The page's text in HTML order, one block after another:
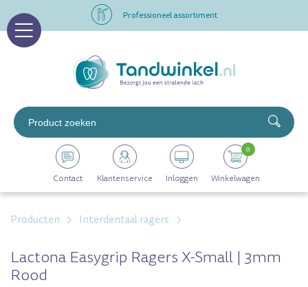
Professioneel assortiment
Op werkdagen voor 16.00 uur besteld, morgen in huis
Professioneel assortiment
Altijd op voorraad
Contact Klantenservice Inloggen Winkelwagen
0
Producten Interdentaal ragers
Lactona Easygrip Ragers X-Small | 3mm
Rood